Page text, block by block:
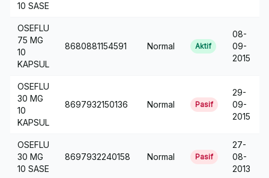
10 SASE
OSEFLU
75 MG
10
KAPSUL
8680881154591 Normal Aktif
08-
09-
2015
OSEFLU
30 MG
10
KAPSUL
8697932150136 Normal Pasif
29-
09-
2015
OSEFLU
30 MG
10 SASE
8697932240158 Normal Pasif
27-
08-
2013